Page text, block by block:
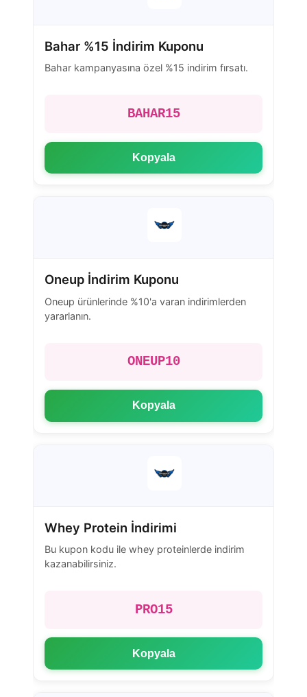
Bahar %15 İndirim Kuponu
Bahar kampanyasına özel %15 indirim fırsatı.
BAHAR15
Kopyala
Oneup İndirim Kuponu
Oneup ürünlerinde %10'a varan indirimlerden
yararlanın.
ONEUP10
Kopyala
Whey Protein İndirimi
Bu kupon kodu ile whey proteinlerde indirim
kazanabilirsiniz.
PRO15
Kopyala